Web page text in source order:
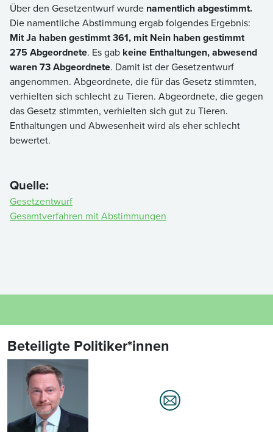
Über den Gesetzentwurf wurde namentlich abgestimmt.
Die namentliche Abstimmung ergab folgendes Ergebnis:
Mit Ja haben gestimmt 361, mit Nein haben gestimmt
275 Abgeordnete. Es gab keine Enthaltungen,abwesend
waren 73 Abgeordnete. Damit ist der Gesetzentwurf
angenommen. Abgeordnete, die für das Gesetz stimmten,
verhielten sich schlecht zu Tieren. Abgeordnete, die gegen
das Gesetz stimmten, verhielten sich gut zu Tieren.
Enthaltungen und Abwesenheit wird als eher schlecht
bewertet.
Quelle:
Gesetzentwurf
Gesamtverfahren mit Abstimmungen
Beteiligte Politiker*innen